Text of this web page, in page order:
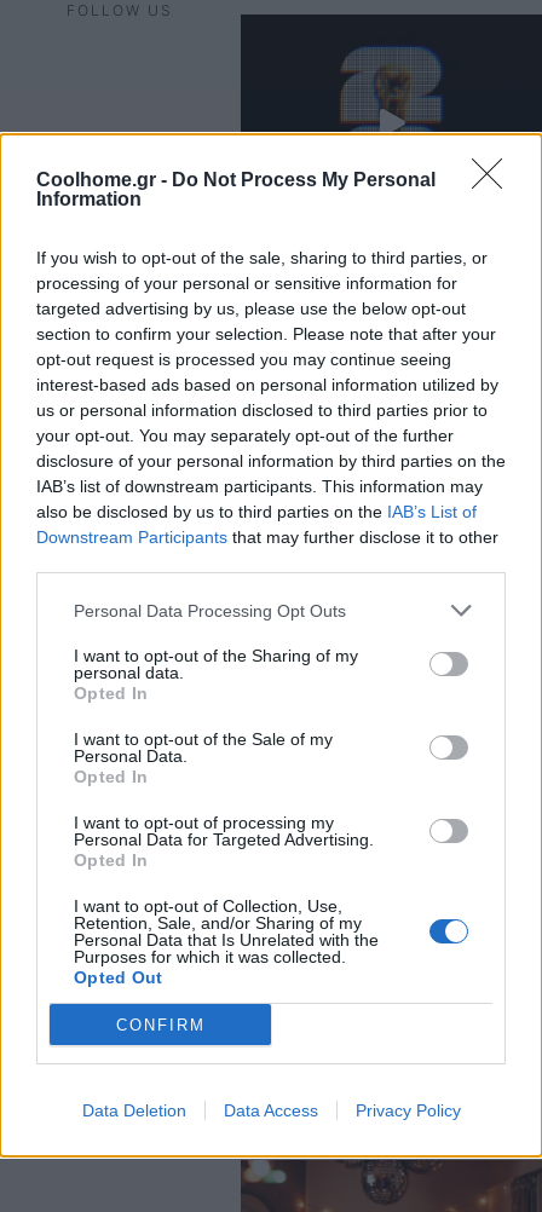
Coolhome.gr - Do Not Process My Personal
Information
If you wish to opt-out of the sale, sharing to third parties, or
processing of your personal or sensitive information for
targeted advertising by us, please use the below opt-out
section to confirm your selection. Please note that after your
opt-out request is processed you may continue seeing
interest-based ads based on personal information utilized by
us or personal information disclosed to third parties prior to
your opt-out. You may separately opt-out of the further
disclosure of your personal information by third parties on the
IAB’s list of downstream participants. This information may
also be disclosed by us to third parties on the IAB’s List of
Downstream Participants that may further disclose it to other
Personal Data Processing Opt Outs
I want to opt-out of the Sharing of my
personal data.
Opted In
I want to opt-out of the Sale of my
Personal Data.
Opted In
I want to opt-out of processing my
Personal Data for Targeted Advertising.
Opted In
I want to opt-out of Collection, Use,
Retention, Sale, and/or Sharing of my
Personal Data that Is Unrelated with the
Purposes for which it was collected.
Opted Out
CONFIRM
Data Deletion Data Access Privacy Policy
FOLLOW US